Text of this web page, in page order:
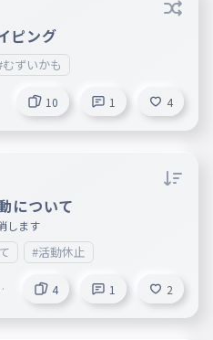
ピング
むずいかも
10 1 4
について
します
#活動休止
4 1 2